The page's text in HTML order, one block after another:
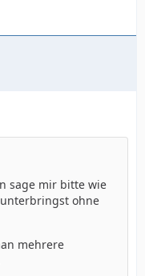
sage mir bitte wie
ohne
mehrere